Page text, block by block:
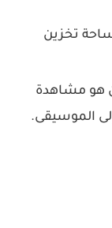
تخزين
هو مشاهدة
الموسيقى.